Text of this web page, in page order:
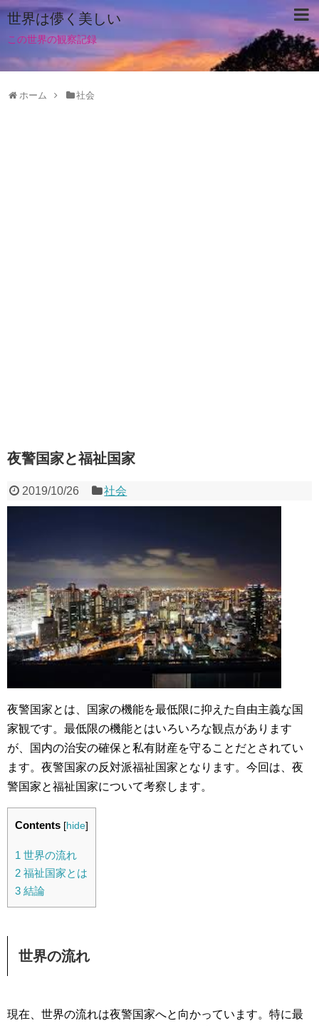
世界は儚く美しい
この世界の観察記録
ホーム 社会
夜警国家と福祉国家
2019/10/26 社会
夜警国家とは、国家の機能を最低限に抑えた自由主義な国
家観です。最低限の機能とはいろいろな観点があります
が、国内の治安の確保と私有財産を守ることだとされてい
ます。夜警国家の反対派福祉国家となります。今回は、夜
警国家と福祉国家について考察します。
Contents [hide]
1 世界の流れ
2 福祉国家とは
3 結論
世界の流れ
現在、世界の流れは夜警国家へと向かっています。特に最